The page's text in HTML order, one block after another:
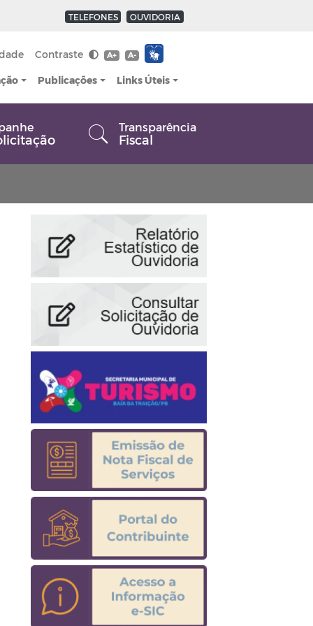
TELEFONES OUVIDORIA
Contraste A+ A-
Publicações Links Úteis
Transparência
Fiscal